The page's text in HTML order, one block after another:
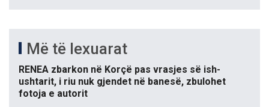
Më të lexuarat
RENEA zbarkon në Korçë pas vrasjes së ish-
ushtarit, i riu nuk gjendet në banesë, zbulohet
fotoja e autorit